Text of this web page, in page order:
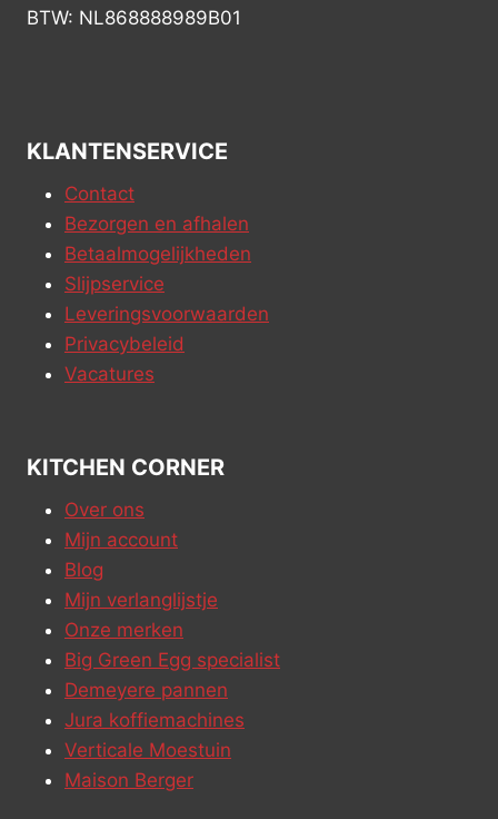
BTW: NL868888989B01
KLANTENSERVICE
Contact
Bezorgen en afhalen
Betaalmogelijkheden
Slijpservice
Leveringsvoorwaarden
Privacybeleid
Vacatures
KITCHEN CORNER
Over ons
Mijn account
Blog
Mijn verlanglijstje
Onze merken
Big Green Egg specialist
Demeyere pannen
Jura koffiemachines
Verticale Moestuin
Maison Berger